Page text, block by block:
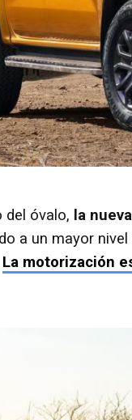
del óvalo, la
a un mayor
La motorización